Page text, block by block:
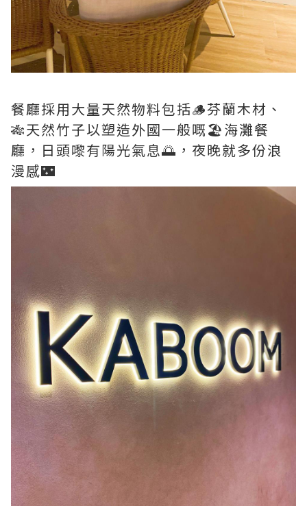
餐廳採用大量天然物料包括🪵芬蘭木材、
🎋天然竹子以塑造外國一般嘅🏖海灘餐
廳，日頭嚟有陽光氣息🌅，夜晚就多份浪
漫感🌃